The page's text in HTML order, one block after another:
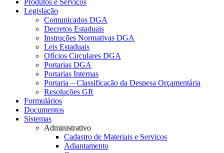
Produtos e Serviços
Legislação
Comunicados DGA
Decretos Estaduais
Instruções Normativas DGA
Leis Estaduais
Ofícios Circulares DGA
Portarias DGA
Portarias Internas
Portaria – Classificação da Despesa Orçamentária
Resoluções GR
Formulários
Documentos
Sistemas
Administrativo
Cadastro de Materiais e Serviços
Adiantamento